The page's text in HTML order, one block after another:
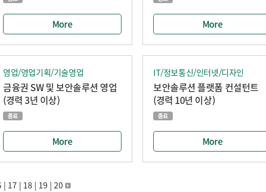
More More
영업/영업기획/기술영업
금융권 SW 및 보안솔루션 영업
(경력 3년 이상)
More
IT/정보통신/인터넷/디자인
보안솔루션 플랫폼 컨설턴트
(경력 10년 이상)
More
| 17 | 18 | 19 | 20